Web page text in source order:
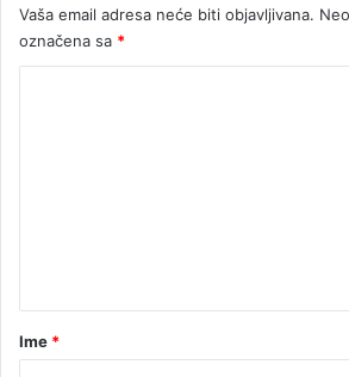
m
a
t
Vaša email adresa neće biti objavljivana.
označena sa *
rIme *